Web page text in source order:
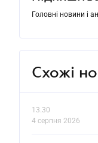
Головні новини і
Схожі
13.30
4 серпня 2026